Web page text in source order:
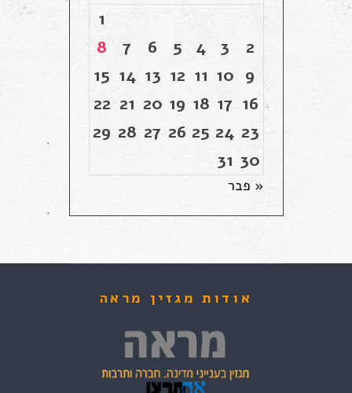
1
2
3
4
5
6
7
8
9
10
11
12
13
14
15
16
17
18
19
20
21
22
23
24
25
26
27
28
29
30
31
« פבר
אודות מגזין מראה